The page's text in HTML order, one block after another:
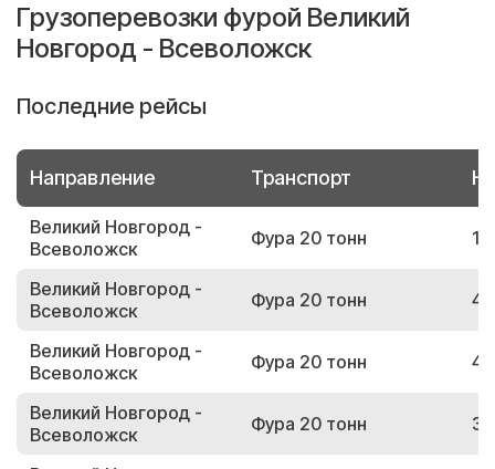
Грузоперевозки фурой Великий
Новгород - Всеволожск
Последние рейсы
Направление Транспорт
Великий Новгород -
Всеволожск
Фура 20 тонн
Великий Новгород -
Всеволожск
Фура 20 тонн
Великий Новгород -
Всеволожск
Фура 20 тонн
Великий Новгород -
Всеволожск
Фура 20 тонн